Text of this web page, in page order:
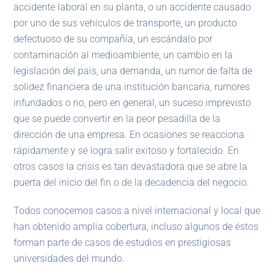
accidente laboral en su planta, o un accidente causado
por uno de sus vehículos de transporte, un producto
defectuoso de su compañía, un escándalo por
contaminación al medioambiente, un cambio en la
legislación del país, una demanda, un rumor de falta de
solidez financiera de una institución bancaria, rumores
infundados o no, pero en general, un suceso imprevisto
que se puede convertir en la peor pesadilla de la
dirección de una empresa. En ocasiones se reacciona
rápidamente y se logra salir exitoso y fortalecido. En
otros casos la crisis es tan devastadora que se abre la
puerta del inicio del fin o de la decadencia del negocio.
Todos conocemos casos a nivel internacional y local que
han obtenido amplia cobertura, incluso algunos de éstos
forman parte de casos de estudios en prestigiosas
universidades del mundo.